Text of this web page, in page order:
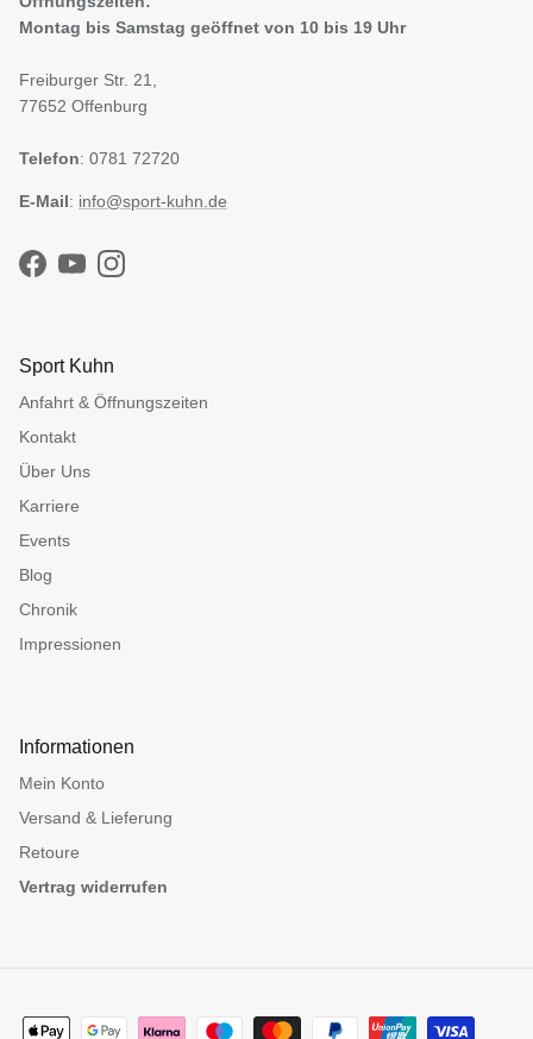
Montag bis Samstag geöffnet von 10 bis 19 Uhr
Freiburger Str. 21,
77652 Offenburg
Telefon: 0781 72720
E-Mail: info@sport-kuhn.de
Facebook
YouTubeInstagram
Sport Kuhn
Anfahrt & Öffnungszeiten
Kontakt
Über Uns
Karriere
Events
Blog
Chronik
Impressionen
Informationen
Mein Konto
Versand & Lieferung
Retoure
Vertrag widerrufen